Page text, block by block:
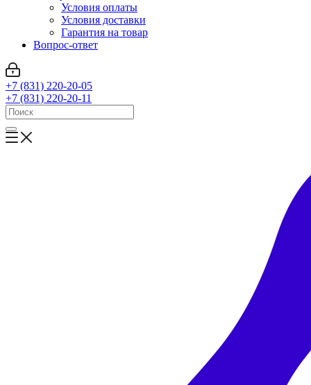
Условия оплаты
Условия доставки
Гарантия на товар
Вопрос-ответ
+7 (831) 220-20-05
+7 (831) 220-20-11